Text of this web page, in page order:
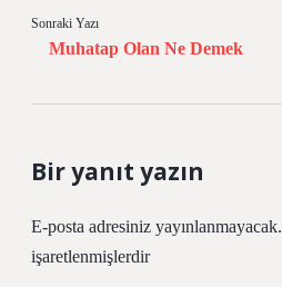
Sonraki Yazı
Muhatap Olan Ne Demek
Bir yanıt yazın
E-posta adresiniz yayınlanmayacak.
işaretlenmişlerdir